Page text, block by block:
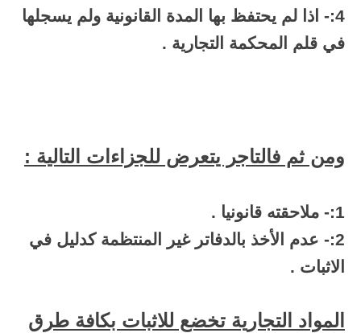
4:- اذا لم يحتفظ بها المدة القانونية ولم يسجلها
في قلم المحكمة التجارية .
ومن ثم فالتاجر يتعرض للجزاءات التالية :
1:- ملاحقته قانونيا .
2:- عدم الأخذ بالدفاتر غير المنتظمة كدليل في
الاثبات .
المواد التجارية تخضع للاثبات بكافة طرق